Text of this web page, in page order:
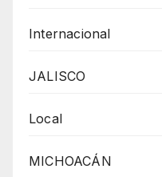
Internacional
JALISCO
Local
MICHOACÁN